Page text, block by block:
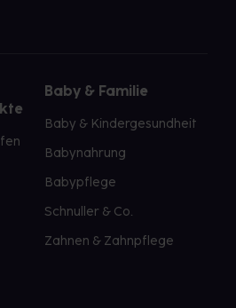
Baby & Familie
Baby & Kindergesundheit
Babynahrung
Babypflege
Schnuller & Co.
Zahnen & Zahnpflege